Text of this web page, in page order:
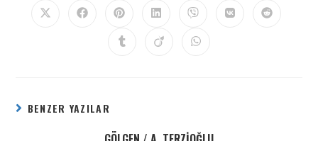
BENZER YAZILAR